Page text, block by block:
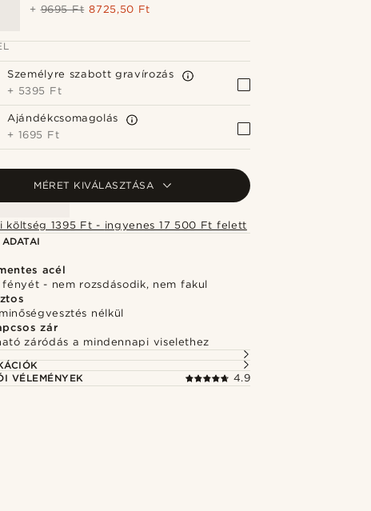
+9695 Ft 8725,50 Ft
Személyre szabott gravírozás
+ 5395 Ft
Ajándékcsomagolás
+ 1695 Ft
MÉRET KIVÁLASZTÁSA
Szállítási költség 1395 Ft - ingyenes 17 500 Ft felett
acél
fényét - nem rozsdásodik, nem fakul
nélkül
zár
záródás a mindennapi viselethez
VÉLEMÉNYEK
4.9